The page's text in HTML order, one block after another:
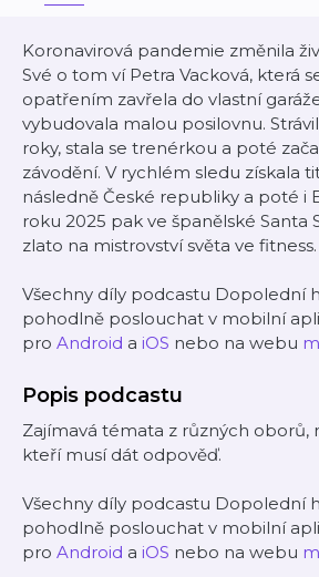
Koronavirová pandemie změnila
Své o tom ví Petra Vacková, která
opatřením zavřela do vlastní
vybudovala malou posilovnu.
roky, stala se trenérkou a poté
závodění. V rychlém sledu získala
následně České republiky a poté i
roku 2025 pak ve španělské Santa
zlato na mistrovství světa ve fitness.
Všechny díly podcastu Dopolední
pohodlně poslouchat v mobilní
pro Android a iOS nebo na webu
Popis podcastu
Zajímavá témata z různých oborů,
kteří musí dát odpověď.
Všechny díly podcastu Dopolední
pohodlně poslouchat v mobilní
pro Android a iOS nebo na webu